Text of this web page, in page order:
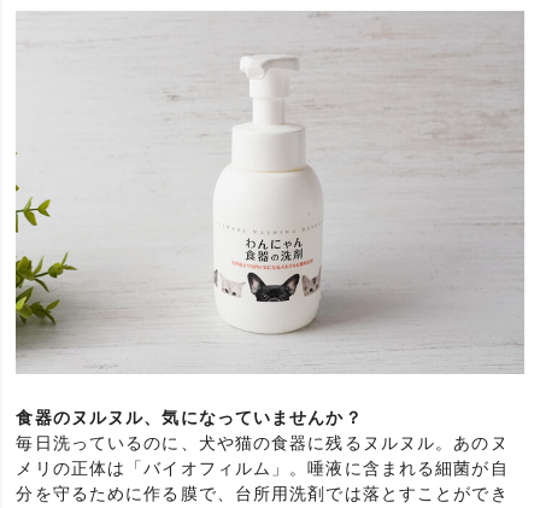
食器のヌルヌル、気になっていませんか？
毎日洗っているのに、犬や猫の食器に残るヌルヌル。あのヌ
メリの正体は「バイオフィルム」。唾液に含まれる細菌が自
分を守るために作る膜で、台所用洗剤では落とすことができ